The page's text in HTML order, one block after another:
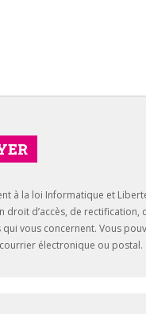
à la loi Informatique et
droit d’accès, de
qui vous concernent. Vous
électronique ou postal.